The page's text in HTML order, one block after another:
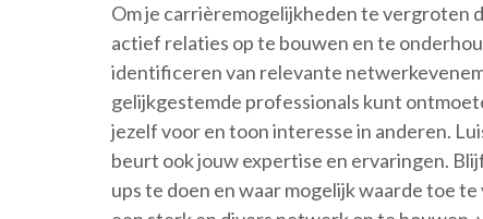
Om je carrièremogelijkheden te vergroten
actief relaties op te bouwen en te
identificeren van relevante
gelijkgestemde professionals kunt
jezelf voor en toon interesse in anderen.
beurt ook jouw expertise en ervaringen.
ups te doen en waar mogelijk waarde toe